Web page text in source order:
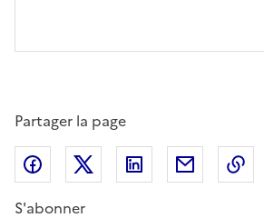
Partager la page
Partager sur Facebook
Partager sur X
Partager sur
S'abonner